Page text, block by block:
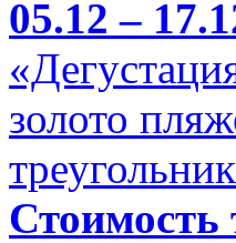
05.12 –
золото
Стоимость